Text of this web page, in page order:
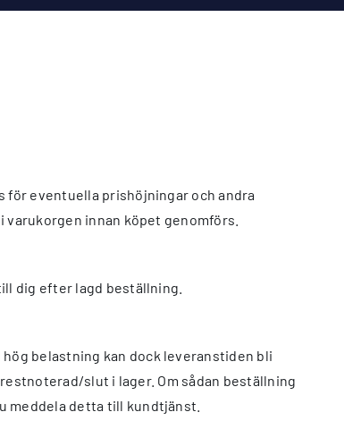
för eventuella prishöjningar och andra
innan köpet genomförs.
dig efter lagd beställning.
belastning kan dock leveranstiden bli
slut i lager. Om sådan beställning
meddela detta till kundtjänst.